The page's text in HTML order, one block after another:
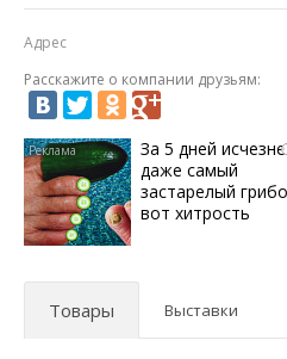
Адрес
Расскажите о компании друзьям:
За 5 дней
даже самый
застарелый
вот хитрость
Товары Выставки